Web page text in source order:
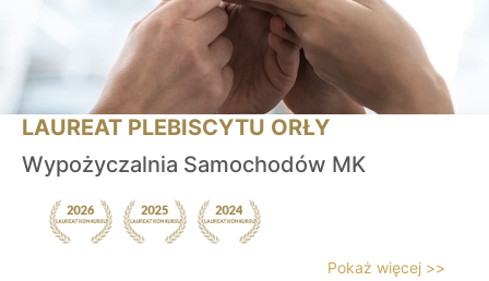
LAUREAT PLEBISCYTU ORŁY
Wypożyczalnia Samochodów MK
Pokaż więcej >>